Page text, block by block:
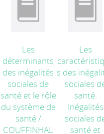
Les
déterminants
des inégalités
sociales de
santé et le rôle
du système de
santé/
COUFFINHAL
Les
s des
sociales
santé.
Inégalités
sociales
santé et